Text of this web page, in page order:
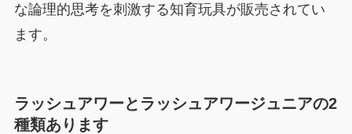
な論理的思考を刺激する知育玩具が販売されてい
ます。
ラッシュアワーとラッシュアワージュニアの2
種類あります